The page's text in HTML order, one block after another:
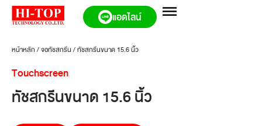
แอดไลน์
หน้าหลัก /จอทัชสกรีน /ทัชสกรีนขนาด 15.6 นิ้ว
Touchscreen
ทัชสกรีนขนาด 15.6 นิ้ว